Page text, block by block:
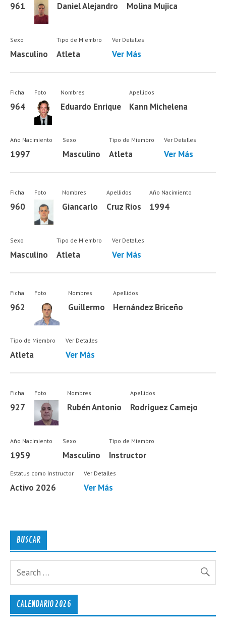
961 Daniel Alejandro Molina Mujica
Sexo
Masculino
Tipo de Miembro
Atleta
Ver Detalles
Ver Más
Ficha
964
Foto Nombres
Eduardo Enrique
Apellidos
Kann Michelena
Año Nacimiento
1997
Sexo
Masculino
Tipo de Miembro
Atleta
Ver Detalles
Ver Más
Ficha
960
Foto Nombres
Giancarlo
Apellidos
Cruz Rios
Año Nacimiento
1994
Sexo
Masculino
Tipo de Miembro
Atleta
Ver Detalles
Ver Más
Ficha
962
Foto Nombres
Guillermo
Apellidos
Hernández Briceño
Tipo de Miembro
Atleta
Ver Detalles
Ver Más
Ficha
927
Foto Nombres
Rubén Antonio
Apellidos
Rodríguez Camejo
Año Nacimiento
1959
Sexo
Masculino
Tipo de Miembro
Instructor
Estatus como Instructor
Activo 2026
Ver Detalles
Ver Más
BUSCAR
CALENDARIO 2026